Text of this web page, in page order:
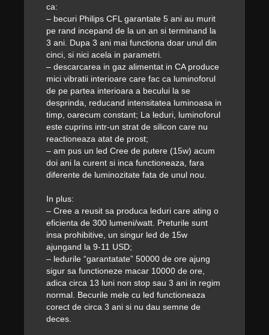
ca:
– becuri Philips CFL garantate 5 ani au murit
pe rand incepand de la un an si terminand la
3 ani. Dupa 3 ani mai functiona doar unul din
cinci, si nici acela in parametri.
– descarcarea in gaz alimentat in CA produce
mici vibratii interioare care fac ca luminoforul
de pe partea interioara a becului la se
desprinda, reducand intensitatea luminoasa in
timp, oarecum constant; La leduri, luminoforul
este cuprins intr-un strat de silicon care nu
reactioneaza atat de prost;
– am pus un led Cree de putere (15w) acum
doi ani la curent si inca functioneaza, fara
diferente de luminozitate fata de unul nou.
In plus:
– Cree a reusit sa produca leduri care ating o
eficienta de 300 lumeni/watt. Preturile sunt
insa prohibitive, un singur led de 15w
ajungand la 9-11 USD;
– ledurile “garantatate” 50000 de ore ajung
sigur sa functioneze macar 10000 de ore,
adica circa 13 luni non stop sau 3 ani in regim
normal. Becurile mele cu led functioneaza
corect de circa 3 ani si nu dau semne de
deces.